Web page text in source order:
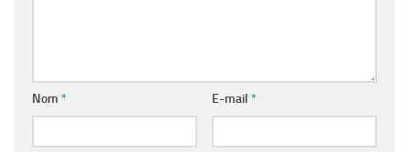
Nom * E-mail *